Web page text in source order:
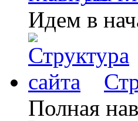
Идем в
Полная